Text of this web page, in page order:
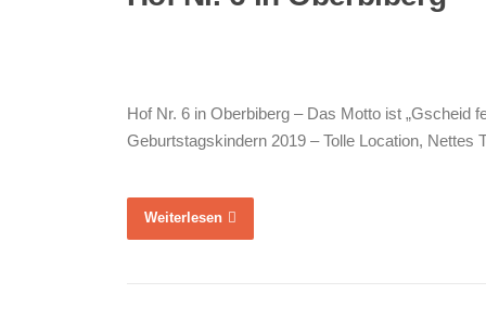
Hof Nr. 6 in Oberbiberg – Das Motto ist „Gscheid
Geburtstagskindern 2019 – Tolle Location,
Weiterlesen